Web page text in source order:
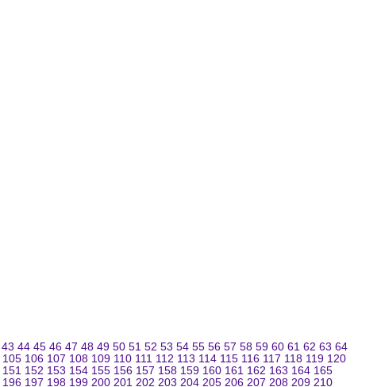
43 44 45 46 47 48 49 50 51 52 53 54 55 56 57 58 59 60 61 62 63 64
105 106 107 108 109 110 111 112 113 114 115 116 117 118 119 120
151 152 153 154 155 156 157 158 159 160 161 162 163 164 165
196 197 198 199 200 201 202 203 204 205 206 207 208 209 210